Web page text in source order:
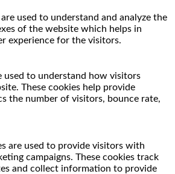
used to understand and analyze the
of the website which helps in
experience for the visitors.
used to understand how visitors
These cookies help provide
the number of visitors, bounce rate,
are used to provide visitors with
campaigns. These cookies track
and collect information to provide